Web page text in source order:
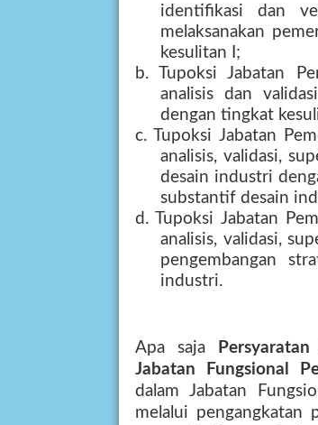
identifikasi dan
melaksanakan
kesulitan I;
b. Tupoksi Jabatan
analisis dan
dengan tingkat
c. Tupoksi Jabatan
analisis, validasi,
desain industri
substantif desain
d. Tupoksi Jabatan
analisis, validasi,
pengembangan
industri.
Apa saja
Jabatan Fungsional
dalam Jabatan
melalui pengangkatan